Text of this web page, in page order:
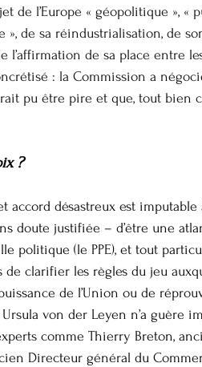
l’Europe « géopolitique », «
», de sa réindustrialisation, de
de sa place entre
: la Commission a
pu être pire et que, tout bien
?
désastreux est imputable
doute justifiée – d’être une
politique (le PPE), et tout
clarifier les règles du jeu
de l’Union ou de
von der Leyen n’a guère
comme Thierry Breton,
Directeur général du